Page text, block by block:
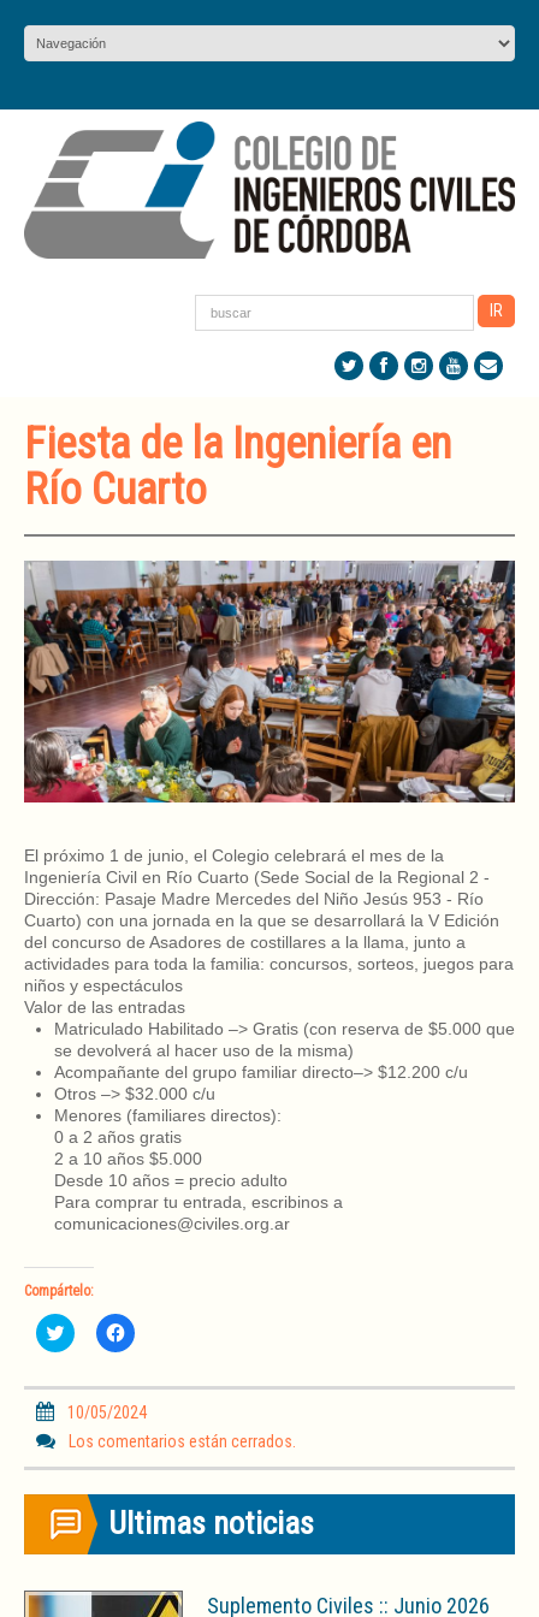
Fiesta de la Ingeniería en
Río Cuarto
El próximo 1 de junio, el Colegio celebrará el mes de la
Ingeniería Civil en Río Cuarto (Sede Social de la Regional 2 -
Dirección: Pasaje Madre Mercedes del Niño Jesús 953 - Río
Cuarto) con una jornada en la que se desarrollará la V Edición
del concurso de Asadores de costillares a la llama, junto a
actividades para toda la familia: concursos, sorteos, juegos para
niños y espectáculos
Valor de las entradas
Matriculado Habilitado –> Gratis (con reserva de $5.000 que
se devolverá al hacer uso de la misma)
Acompañante del grupo familiar directo–> $12.200 c/u
Otros –> $32.000 c/u
Menores (familiares directos):
0 a 2 años gratis
2 a 10 años $5.000
Desde 10 años = precio adulto
Para comprar tu entrada, escribinos a
comunicaciones@civiles.org.ar
Compártelo:
H
a
l
i
c
p
r
o
m
t
H
a
l
i
c
p
r
o
m
t
10/05/2024
Los comentarios están cerrados.
Ultimas noticias
Suplemento Civiles :: Junio 2026